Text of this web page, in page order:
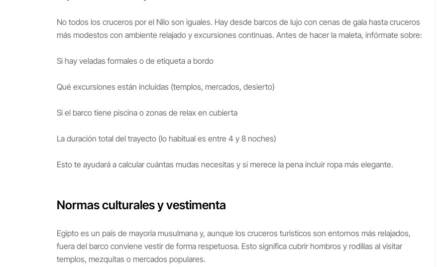
No todos los cruceros por el Nilo son iguales. Hay desde barcos de lujo con cenas de gala hasta cruceros
más modestos con ambiente relajado y excursiones continuas. Antes de hacer la maleta, infórmate sobre:
Si hay veladas formales o de etiqueta a bordo
Qué excursiones están incluidas (templos, mercados, desierto)
Si el barco tiene piscina o zonas de relax en cubierta
La duración total del trayecto (lo habitual es entre 4 y 8 noches)
Esto te ayudará a calcular cuántas mudas necesitas y si merece la pena incluir ropa más elegante.
Normas culturales y vestimenta
Egipto es un país de mayoría musulmana y, aunque los cruceros turísticos son entornos más relajados,
fuera del barco conviene vestir de forma respetuosa. Esto significa cubrir hombros y rodillas al visitar
templos, mezquitas o mercados populares.